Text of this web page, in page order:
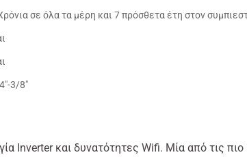
σε όλα τα μέρη και 7 πρόσθετα έτη στον
3/8"
Inverter και δυνατότητες Wifi. Μία από τις